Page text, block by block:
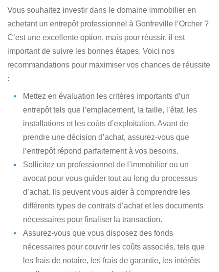
Vous souhaitez investir dans le domaine immobilier en
achetant un entrepôt professionnel à Gonfreville l’Orcher ?
C’est une excellente option, mais pour réussir, il est
important de suivre les bonnes étapes. Voici nos
recommandations pour maximiser vos chances de réussite
:
Mettez en évaluation les critères importants d’un
entrepôttels que l’emplacement, la taille, l’état, les
installations et les coûts d’exploitation. Avant de
prendre une décision d’achat, assurez-vous que
l’entrepôt répond parfaitement à vos besoins.
Sollicitez un professionnel de l’immobilier ou un
avocat pour vous guider tout au long du processus
d’achat. Ils peuvent vous aider à comprendre les
différents types de contrats d’achat et les documents
nécessaires pour finaliser la transaction.
Assurez-vous que vous disposez des fonds
nécessaires pour couvrir les coûts associés, tels que
les frais de notaire, les frais de garantie, les intérêts